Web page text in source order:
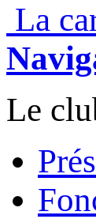
La
Le